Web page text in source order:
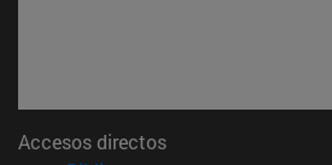
Accesos directos